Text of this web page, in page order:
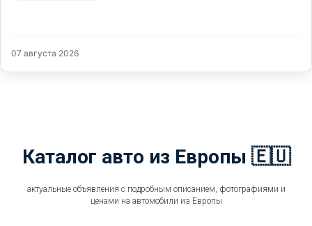
07 августа 2026
Каталог авто из Европы 🇪🇺
актуальные объявления с подробным описанием, фотографиями и
ценами на автомобили из Европы